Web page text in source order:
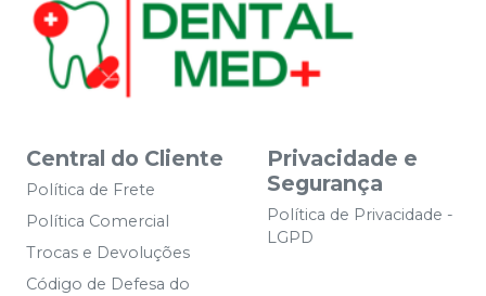
Central do Cliente
Política de Frete
Política Comercial
Trocas e Devoluções
Código de Defesa do
Privacidade e
Segurança
Política de Privacidade -
LGPD